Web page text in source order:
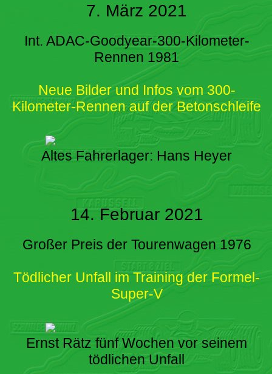
7. März 2021
Int. ADAC-Goodyear-300-Kilometer-
Rennen 1981
Neue Bilder und Infos vom 300-
Kilometer-Rennen auf der Betonschleife
Altes Fahrerlager: Hans Heyer
14. Februar 2021
Großer Preis der Tourenwagen 1976
Tödlicher Unfall im Training der Formel-
Super-V
Ernst Rätz fünf Wochen vor seinem
tödlichen Unfall